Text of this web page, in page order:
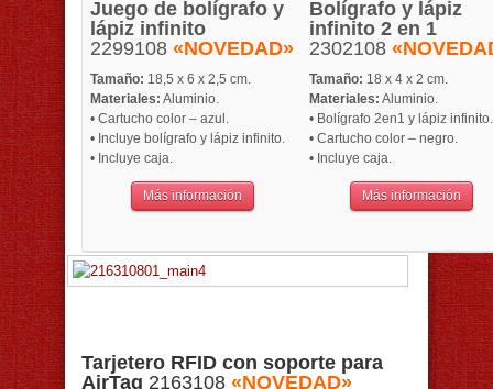
Juego de bolígrafo y
lápiz infinito
2299108 «NOVEDAD»
Tamaño: 18,5 x 6 x 2,5 cm.
Materiales: Aluminio.
• Cartucho color – azul.
• Incluye bolígrafo y lápiz infinito.
• Incluye caja.
Más información
Bolígrafo y lápiz
infinito 2 en 1
2302108
Tamaño: 18 x 4 x 2 cm.
Materiales: Aluminio.
• Bolígrafo 2en1 y lápiz infinito.
• Cartucho color – negro.
• Incluye caja.
Más información
Tarjetero RFID con soporte para
AirTag 2163108 «NOVEDAD»